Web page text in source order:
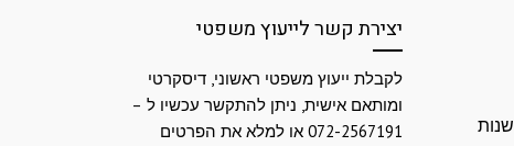
על פי חוק הגנת הפרטיות, התשמ"א – 1981, פגיעה בפרטיותו של אדם היא עבירה פלילית אשר העונש עליה הוא עד 5 שנות
יצירת קשר לייעוץ משפטי
לקבלת ייעוץ משפטי ראשוני, דיסקרטי
ומותאם אישית, ניתן להתקשר עכשיו ל –
072-2567191 או למלא את הפרטים